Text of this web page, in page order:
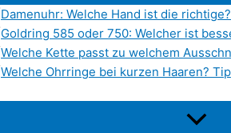
Damenuhr: Welche Hand ist die richtige?
Goldring 585 oder 750: Welcher ist
Welche Kette passt zu welchem
Welche Ohrringe bei kurzen Haaren?